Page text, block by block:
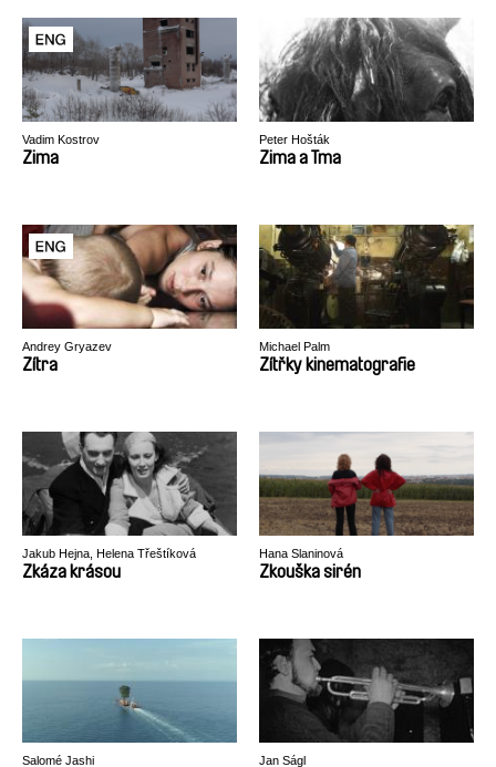
Vadim Kostrov
Zima
Peter Hošták
Zima a Tma
Andrey Gryazev
Zítra
Michael Palm
Zítřky kinematografie
Jakub Hejna, Helena Třeštíková
Zkáza krásou
Hana Slaninová
Zkouška sirén
Salomé Jashi Jan Ságl